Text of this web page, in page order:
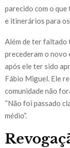
parecido com o que
e itinerários para os
Além de ter faltado
precederam o novo
após ele ter sido
Fábio Miguel. Ele
comunidade não
“Não foi passado
médio”.